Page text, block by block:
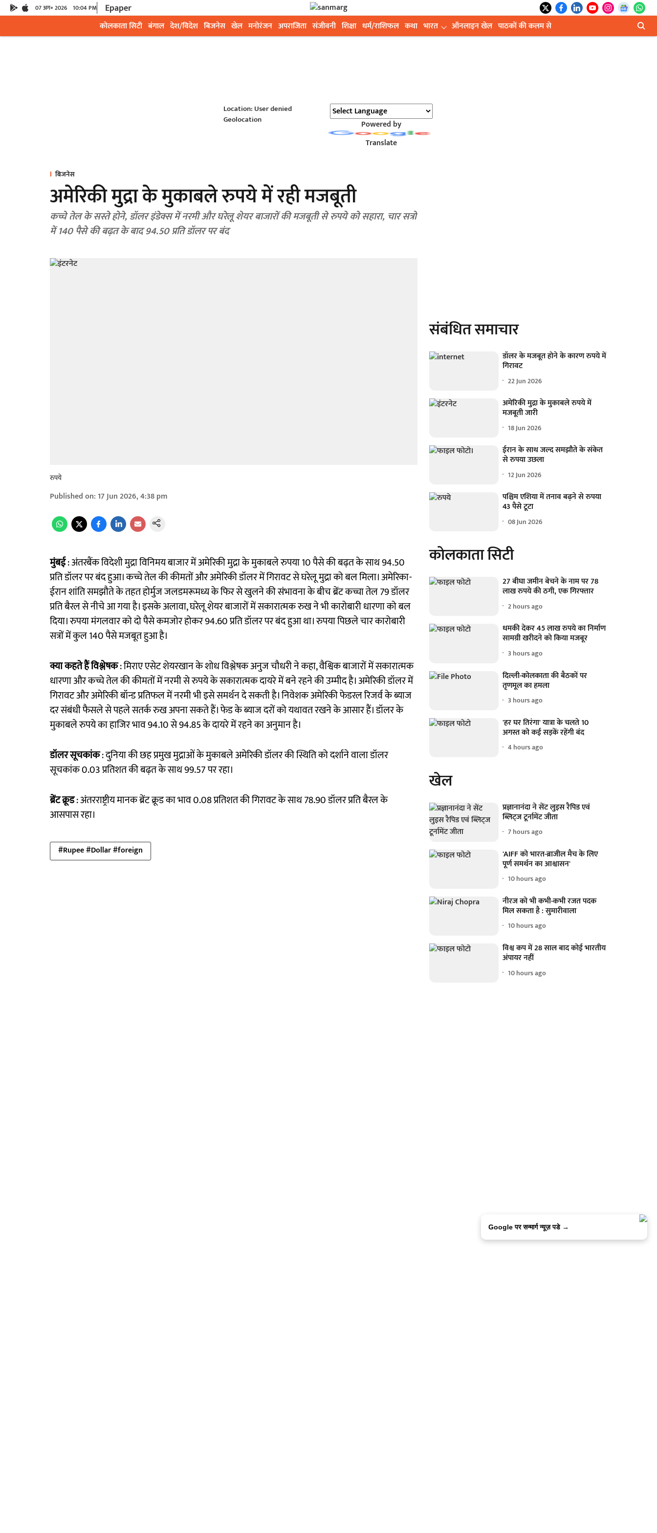
07 अग॰ 2026 10:04 PM Epaper
कोलकाता सिटी बंगाल देश/विदेश बिजनेस खेल मनोरंजन अपराजिता संजीवनी शिक्षा धर्म/राशिफल कथा भारत ऑनलाइन खेल पाठकों की कलम से
Location: User denied
Geolocation
Powered by
Translate
बिजनेस
अमेरिकी मुद्रा के मुकाबले रुपये में रही मजबूती
कच्चे तेल के सस्ते होने, डॉलर इंडेक्स में नरमी और घरेलू शेयर बाजारों की मजबूती से रुपये को सहारा, चार सत्रों
में 140 पैसे की बढ़त के बाद 94.50 प्रति डॉलर पर बंद
रुपये
Published on: 17 Jun 2026, 4:38 pm
मुंबई: अंतरबैंक विदेशी मुद्रा विनिमय बाजार में अमेरिकी मुद्रा के मुकाबले रुपया 10 पैसे की बढ़त के साथ 94.50
प्रति डॉलर पर बंद हुआ। कच्चे तेल की कीमतों और अमेरिकी डॉलर में गिरावट से घरेलू मुद्रा को बल मिला। अमेरिका-
ईरान शांति समझौते के तहत होर्मुज जलडमरूमध्य के फिर से खुलने की संभावना के बीच ब्रेंट कच्चा तेल 79 डॉलर
प्रति बैरल से नीचे आ गया है। इसके अलावा, घरेलू शेयर बाजारों में सकारात्मक रुख ने भी कारोबारी धारणा को बल
दिया। रुपया मंगलवार को दो पैसे कमजोर होकर 94.60 प्रति डॉलर पर बंद हुआ था। रुपया पिछले चार कारोबारी
सत्रों में कुल 140 पैसे मजबूत हुआ है।
क्या कहते हैं विश्लेषक: मिराए एसेट शेयरखान के शोध विश्लेषक अनुज चौधरी ने कहा, वैश्विक बाजारों में सकारात्मक
धारणा और कच्चे तेल की कीमतों में नरमी से रुपये के सकारात्मक दायरे में बने रहने की उम्मीद है। अमेरिकी डॉलर में
गिरावट और अमेरिकी बॉन्ड प्रतिफल में नरमी भी इसे समर्थन दे सकती है। निवेशक अमेरिकी फेडरल रिजर्व के ब्याज
दर संबंधी फैसले से पहले सतर्क रुख अपना सकते हैं। फेड के ब्याज दरों को यथावत रखने के आसार हैं। डॉलर के
मुकाबले रुपये का हाजिर भाव 94.10 से 94.85 के दायरे में रहने का अनुमान है।
डॉलर सूचकांक: दुनिया की छह प्रमुख मुद्राओं के मुकाबले अमेरिकी डॉलर की स्थिति को दर्शाने वाला डॉलर
सूचकांक 0.03 प्रतिशत की बढ़त के साथ 99.57 पर रहा।
ब्रेंट क्रूड: अंतरराष्ट्रीय मानक ब्रेंट क्रूड का भाव 0.08 प्रतिशत की गिरावट के साथ 78.90 डॉलर प्रति बैरल के
आसपास रहा।
#Rupee #Dollar #foreign
संबंधित समाचार
डॉलर के मजबूत होने के कारण रुपये में
गिरावट
22 Jun 2026
अमेरिकी मुद्रा के मुकाबले रुपये में
मजबूती जारी
18 Jun 2026
ईरान के साथ जल्द समझौते के संकेत
से रुपया उछला
12 Jun 2026
पश्चिम एशिया में तनाव बढ़ने से रुपया
43 पैसे टूटा
08 Jun 2026
कोलकाता सिटी
27 बीघा जमीन बेचने के नाम पर 78
लाख रुपये की ठगी, एक गिरफ्तार
2 hours ago
धमकी देकर 45 लाख रुपये का निर्माण
सामग्री खरीदने को किया मजबूर
3 hours ago
दिल्ली-कोलकाता की बैठकों पर
तृणमूल का हमला
3 hours ago
'हर घर तिरंगा' यात्रा के चलते 10
अगस्त को कई सड़कें रहेंगी बंद
4 hours ago
खेल
प्रज्ञानानंदा ने सेंट लुइस रैपिड एवं
ब्लिट्ज टूर्नामेंट जीता
7 hours ago
'AIFF को भारत-ब्राजील मैच के लिए
पूर्ण समर्थन का आश्वासन'
10 hours ago
नीरज को भी कभी-कभी रजत पदक
मिल सकता है : सुमारीवाला
10 hours ago
विश्व कप में 28 साल बाद कोई भारतीय
अंपायर नहीं
10 hours ago
Google पर सन्मार्ग न्यूज़ पडे →